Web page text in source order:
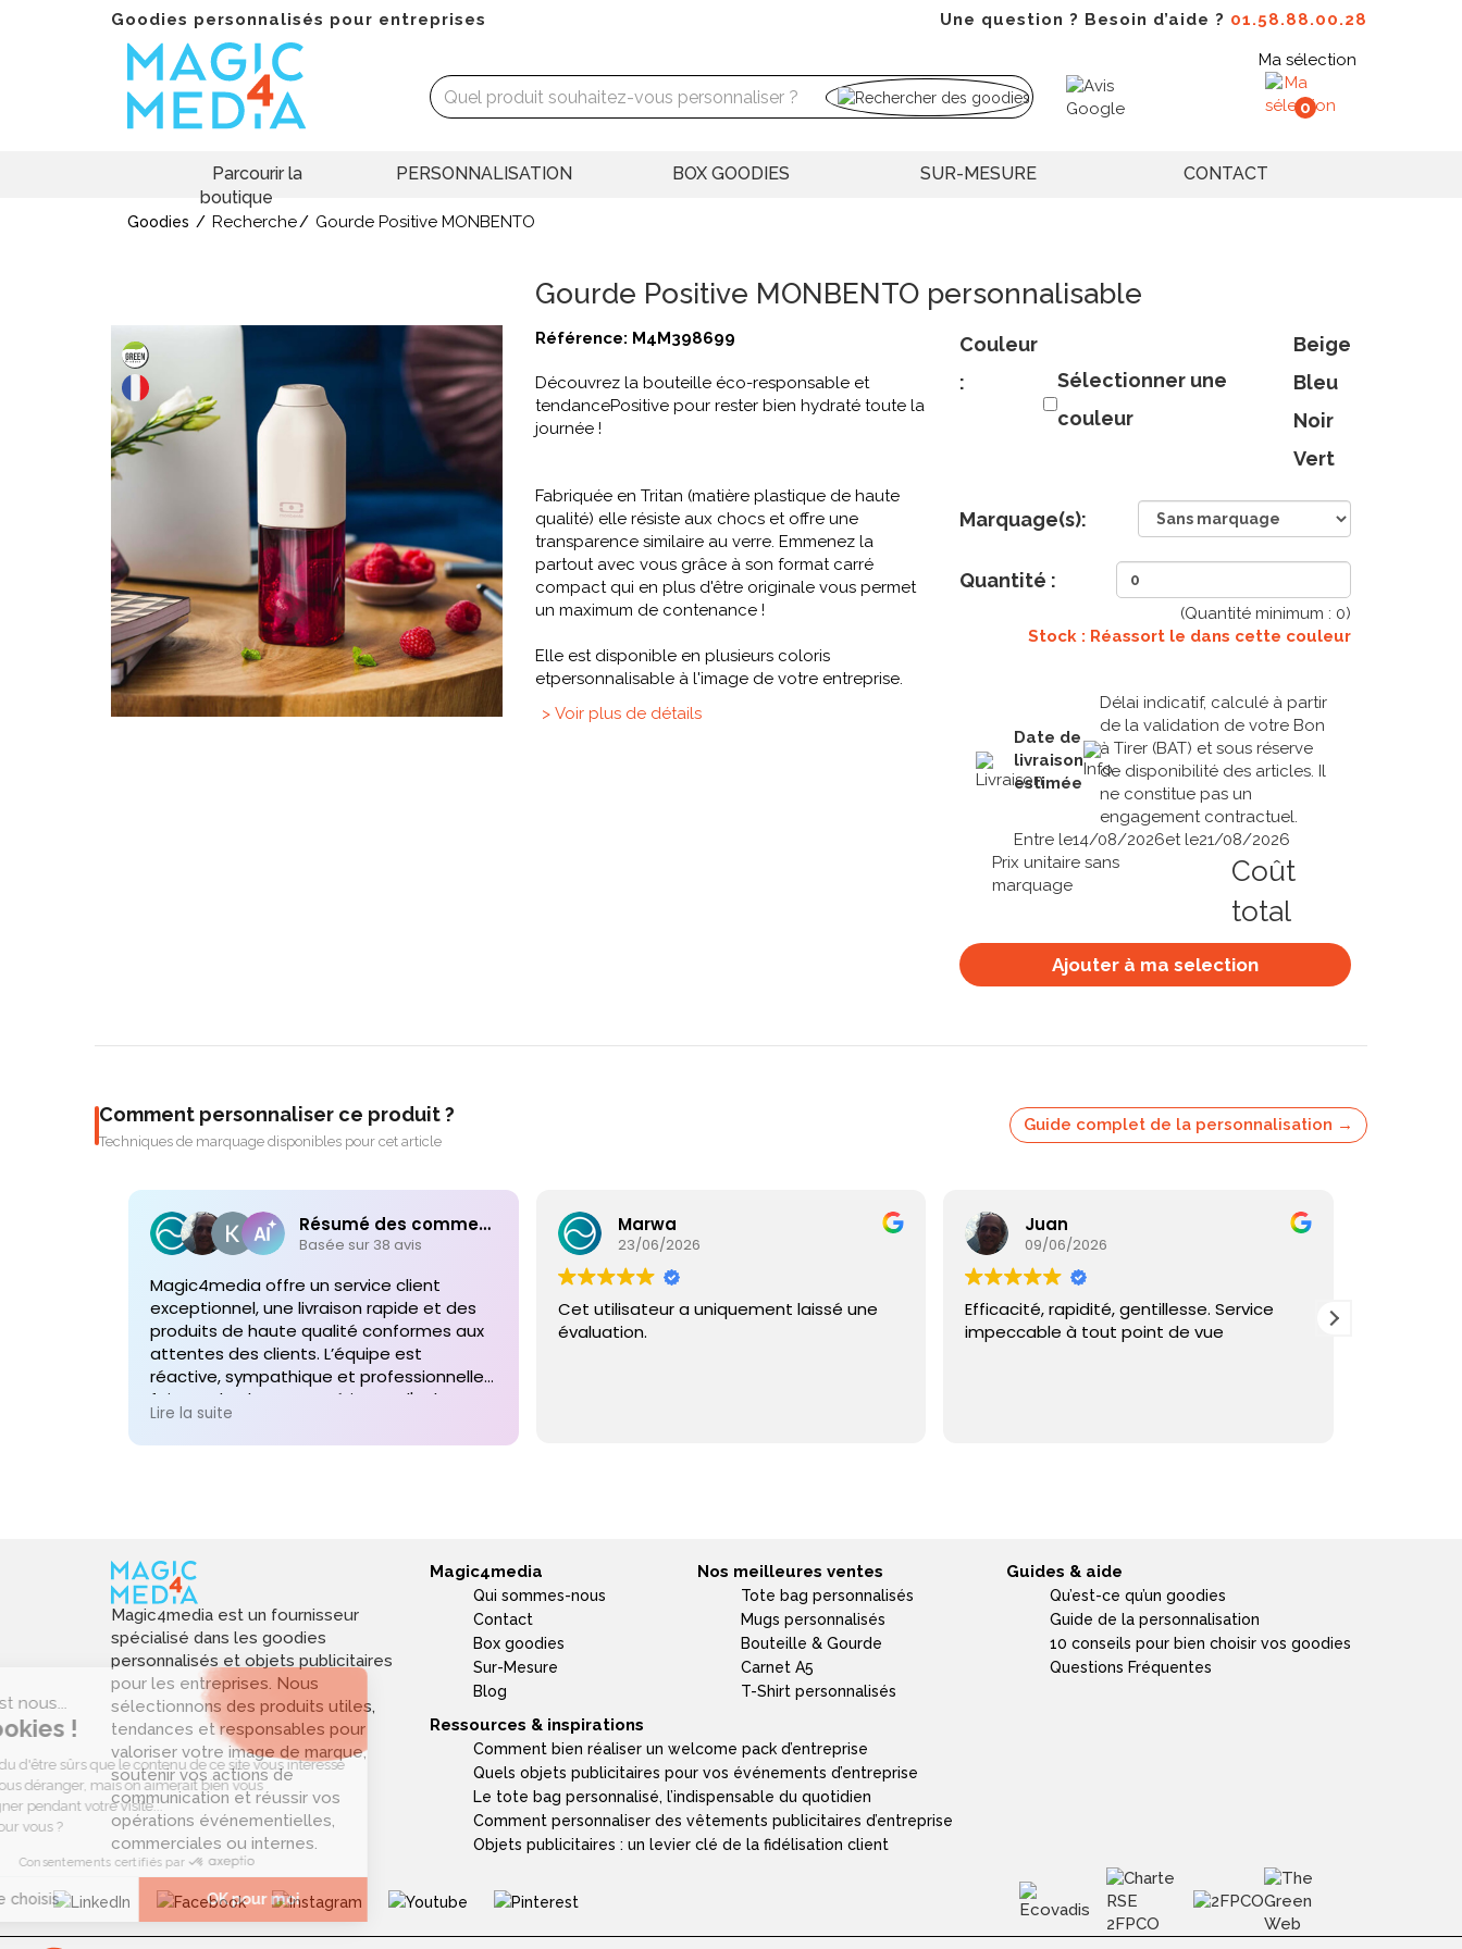
Goodies personnalisés pour entreprises Une question ? Besoin d’aide ? 01.58.88.00.28
Ma sélection
0
Parcourir la
boutique
PERSONNALISATION BOX GOODIES SUR-MESURE CONTACT
Goodies Recherche Gourde Positive MONBENTO
Gourde Positive MONBENTO personnalisable
Référence: M4M398699
Découvrez la bouteille éco-responsable et
tendancePositive pour rester bien hydraté toute la
journée !
Fabriquée en Tritan (matière plastique de haute
qualité) elle résiste aux chocs et offre une
transparence similaire au verre. Emmenez la
partout avec vous grâce à son format carré
compact qui en plus d'être originale vous permet
un maximum de contenance !
Elle est disponible en plusieurs coloris
etpersonnalisable à l'image de votre entreprise.
> Voir plus de détails
Couleur
:
Sélectionner une
couleur
Beige
Bleu
Noir
Vert
Marquage(s):
Quantité :
(Quantité minimum : 0)
Stock : Réassort le dans cette couleur
Date de
livraison
estimée
Délai indicatif, calculé à partir
de la validation de votre Bon
à Tirer (BAT) et sous réserve
de disponibilité des articles. Il
ne constitue pas un
engagement contractuel.
Entre le14/08/2026et le21/08/2026
Prix unitaire sans
marquage
Coût
total
Ajouter à ma selection
Comment personnaliser ce produit ?
Techniques de marquage disponibles pour cet article
Guide complet de la personnalisation →
Résumé des commentaires
Basée sur 38 avis
Magic4media offre un service client
exceptionnel, une livraison rapide et des
produits de haute qualité conformes aux
attentes des clients. L’équipe est
réactive, sympathique et professionnelle,
faisant de chaque expérience d'achat un
plaisir. Je recommande vivement leurs
services pour toute commande future de
Lire la suite
Marwa
23/06/2026
Cet utilisateur a uniquement laissé une
évaluation.
Juan
09/06/2026
Efficacité, rapidité, gentillesse. Service
impeccable à tout point de vue
Magic4media est un fournisseur
spécialisé dans les goodies
personnalisés et objets publicitaires
pour les entreprises. Nous
sélectionnons des produits utiles,
tendances et responsables pour
valoriser votre image de marque,
soutenir vos actions de
communication et réussir vos
opérations événementielles,
commerciales ou internes.
Magic4media
Qui sommes-nous
Contact
Box goodies
Sur-Mesure
Blog
Nos meilleures ventes
Tote bag personnalisés
Mugs personnalisés
Bouteille & Gourde
Carnet A5
T-Shirt personnalisés
Guides & aide
Qu’est-ce qu’un goodies
Guide de la personnalisation
10 conseils pour bien choisir vos goodies
Questions Fréquentes
Ressources & inspirations
Comment bien réaliser un welcome pack d’entreprise
Quels objets publicitaires pour vos événements d’entreprise
Le tote bag personnalisé, l’indispensable du quotidien
Comment personnaliser des vêtements publicitaires d’entreprise
Objets publicitaires : un levier clé de la fidélisation client